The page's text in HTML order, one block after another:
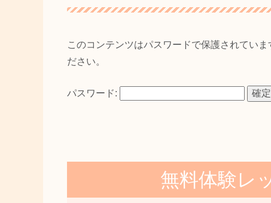
このコンテンツはパスワードで保護されてい
ださい。
パスワード:
無料体験レ